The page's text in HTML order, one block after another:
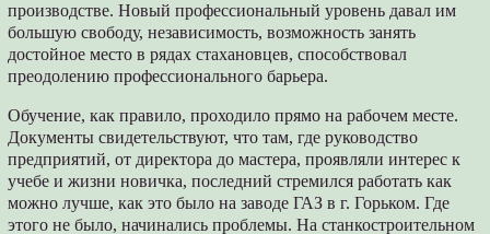
производстве. Новый профессиональный уровень давал им
большую свободу, независимость, возможность занять
достойное место в рядах стахановцев, способствовал
преодолению профессионального барьера.
Обучение, как правило, проходило прямо на рабочем месте.
Документы свидетельствуют, что там, где руководство
предприятий, от директора до мастера, проявляли интерес к
учебе и жизни новичка, последний стремился работать как
можно лучше, как это было на заводе ГАЗ в г. Горьком. Где
этого не было, начинались проблемы. На станкостроительном